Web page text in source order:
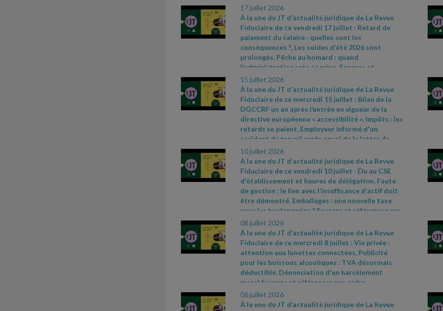
INPI du 1er juillet 2026
et références par ordre d’apparition à l’écran :
https://www.ags- garantie- salaires.org/a- la-
une/chiffres- cles- CAA Versailles n° 24VE00166
du 4 juin 2026 - Cass. com. 17 juin 2026, n°24
22736
17 juillet 2026
À la une du JT d’actualité juridique de La Revue
Fiduciaire de ce vendredi 17 juillet : Retard de
paiement du salaire : quelles sont les
conséquences ?, Les soldes d'été 2026 sont
prolongés, Pêche au homard : quand
l’administration rate sa prise. Sources et
références par ordre d’apparition à l’écran :
Cass. soc. 17 juin 2026, n° 24- 18286 FD - Article L.
310- 3 du code de commerce et arrêté du 27 mai
2019 - CAA Nantes n° 25NT01912 du 23 juin 2026
15 juillet 2026
À la une du JT d’actualité juridique de La Revue
Fiduciaire de ce mercredi 15 juillet : Bilan de la
DGCCRF un an après l’entrée en vigueur de la
directive européenne « accessibilité », Impôts : les
retards se paient, Employeur informé d'un
accident du travail après envoi de la lettre de
licenciement. Sources et références par ordre
d’apparition à l’écran :-
https://www.economie.gouv.fr/dgccrf/actualites
dgccrf/accessibilite - un- apres- lentree- en-
vigueur- de - la- directive - europeenne - bilan-
de- laction- de - la- dgccrf- Fiche pratique
Bercy infos Particuliers du 18 juin 2026- Cass.
10 juillet 2026
À la une du JT d’actualité juridique de La Revue
Fiduciaire de ce vendredi 10 juillet : Élu au CSE
d'établissement et heures de délégation, Faute
de gestion : le lien avec l’insuffisance d’actif doit
être démontré, Emballages : une nouvelle taxe
pour les boulangeries ? Sources et références par
ordre d’apparition à l’écran :
2026, n° 24- 17361 FSB- Cass. com., 20 mai 2026,
n° 25- 14635 - Réponse ministérielle Allisio n°
5572, JO Assemblée nationale du 9 juin 2026
08 juillet 2026
À la une du JT d’actualité juridique de La Revue
Fiduciaire de ce mercredi 8 juillet : Vie privée :
attention aux lunettes connectées, Publicité
pour les boissons alcooliques : TVA désormais
déductible, Dénonciation d'un harcèlement
moral Sources et références par ordre
d’apparition à l’écran :
11 mai 2026 – « Les lunettes connectées : la CNIL
06 juillet 2026
À la une du JT d’actualité juridique de La Revue